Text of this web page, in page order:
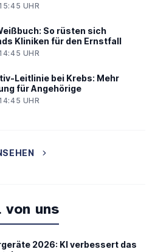
UHR
So rüsten sich
Kliniken für den Ernstfall
UHR
Leitlinie bei Krebs: Mehr
für Angehörige
UHR
uns
2026: KI verbessert das